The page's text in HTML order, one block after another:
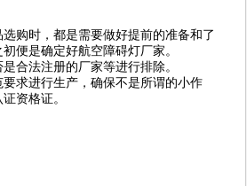
购时，都是需要做好提前的准备和了
便是确定好航空障碍灯厂家。
合法注册的厂家等进行排除。
求进行生产，确保不是所谓的小作
资格证。